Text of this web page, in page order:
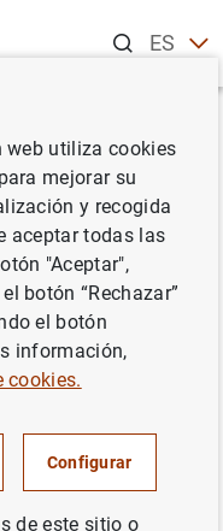
ESEN
Financiera
de su
fomentar
web utiliza cookies
mejorar su
y recogida
aceptar todas las
"Aceptar",
botón “Rechazar”
el botón
información,
cookies.
Configurar
de este sitio o